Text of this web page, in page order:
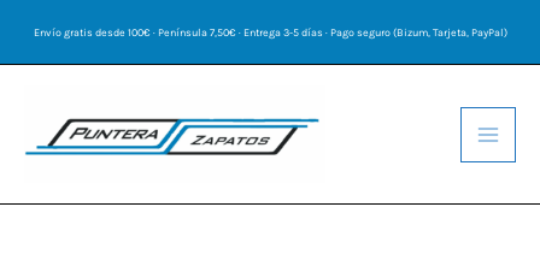
Envío gratis desde 100€ · Península 7,50€ · Entrega 3-5 días · Pago seguro (Bizum, Tarjeta, PayPal)